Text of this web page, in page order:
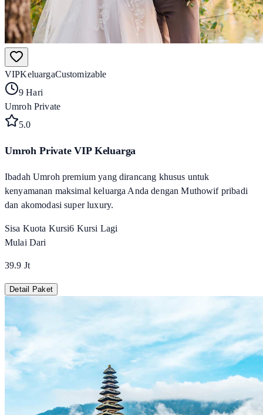
VIPKeluargaCustomizable
9 Hari
Umroh Private
5.0
Umroh Private VIP Keluarga
Ibadah Umroh premium yang dirancang khusus untuk
kenyamanan maksimal keluarga Anda dengan Muthowif pribadi
dan akomodasi super luxury.
Sisa Kuota Kursi6 Kursi Lagi
Mulai Dari
39.9 Jt
Detail Paket